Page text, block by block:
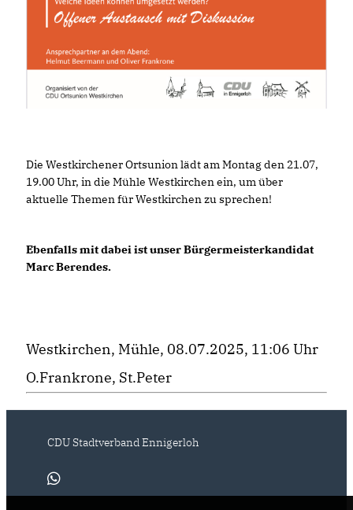
Die Westkirchener Ortsunion lädt am Montag den 21.07,
19.00 Uhr, in die Mühle Westkirchen ein, um über
aktuelle Themen für Westkirchen zu sprechen!
Ebenfalls mit dabei ist unser Bürgermeisterkandidat
Marc Berendes.
Westkirchen, Mühle, 08.07.2025, 11:06 Uhr
O.Frankrone, St.Peter
CDU Stadtverband Ennigerloh